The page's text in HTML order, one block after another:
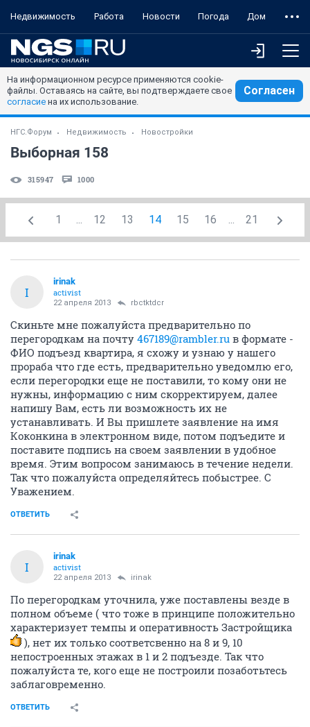
Недвижимость Работа Новости Погода Дом
На информационном ресурсе применяются cookie-
файлы. Оставаясь на сайте, вы подтверждаете свое
согласие на их использование.
Согласен
НГС.Форум Недвижимость Новостройки
Выборная 158
315947 1000
1 ... 12 13 14 15 16 ... 21
I
irinak
activist
22 апреля 2013 rbctktdcr
Скиньте мне пожалуйста предварительно по
перегородкам на почту 467189@rambler.ru в формате -
ФИО подъезд квартира, я схожу и узнаю у нашего
прораба что где есть, предварительно уведомлю его,
если перегородки еще не поставили, то кому они не
нужны, информацию с ним скорректируем, далее
напишу Вам, есть ли возможность их не
устанавливать. И Вы пришлете заявление на имя
Коконкина в электронном виде, потом подъедите и
поставите подпись на своем заявлении в удобное
время. Этим вопросом занимаюсь в течение недели.
Так что пожалуйста определяйтесь побыстрее. С
Уважением.
ОТВЕТИТЬ
I
irinak
activist
22 апреля 2013 irinak
По перегородкам уточнила, уже поставлены везде в
полном объеме ( что тоже в принципе положительно
характеризует темпы и оперативность Застройщика
), нет их только соответсвенно на 8 и 9, 10
непостроенных этажах в 1 и 2 подъезде. Так что
пожалуйста те, кого еще не построили позаботьтесь
заблаговременно.
ОТВЕТИТЬ